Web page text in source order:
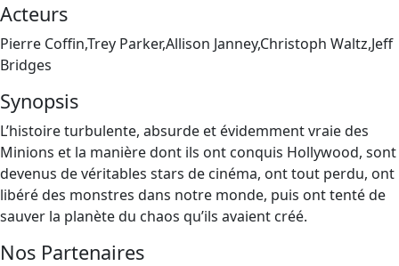
Acteurs
Pierre Coffin,Trey Parker,Allison Janney,Christoph Waltz,Jeff
Bridges
Synopsis
L’histoire turbulente, absurde et évidemment vraie des
Minions et la manière dont ils ont conquis Hollywood, sont
devenus de véritables stars de cinéma, ont tout perdu, ont
libéré des monstres dans notre monde, puis ont tenté de
sauver la planète du chaos qu’ils avaient créé.
Nos Partenaires